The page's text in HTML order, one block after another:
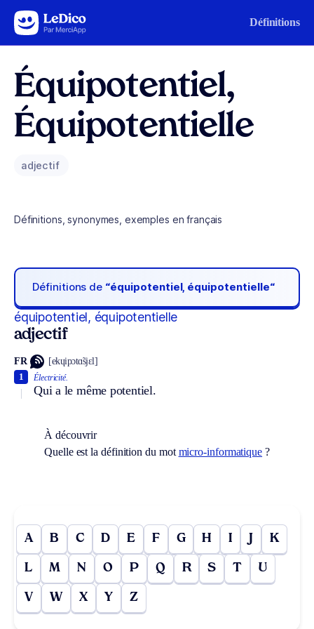
Aller au contenu Définitions
Équipotentiel,
Équipotentielle
adjectif
Définitions, synonymes, exemples en français
Définitions de “équipotentiel, équipotentielle“
équipotentiel, équipotentielle
adjectif
FR [ekɥipɔtɑ̃sjɛl]
Électricité.
Qui a le même potentiel.
1
À découvrir
Quelle est la définition du mot micro-informatique ?
A B C D E F G H I J K
L M N O P Q R S T U
V W X Y Z